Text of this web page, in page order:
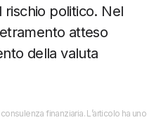
rischio politico. Nel
atteso
della valuta
finanziaria. L’articolo ha uno